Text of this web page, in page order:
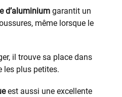
d’aluminium garantit un
même lorsque le
il trouve sa place dans
les plus petites.
est aussi une excellente